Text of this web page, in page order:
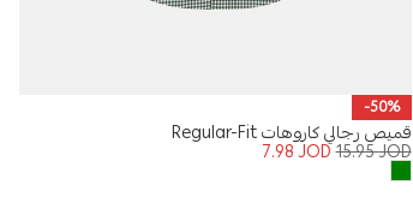
-50%
قميص رجالي كاروهات Regular-Fit
15.95JOD
7.98JOD